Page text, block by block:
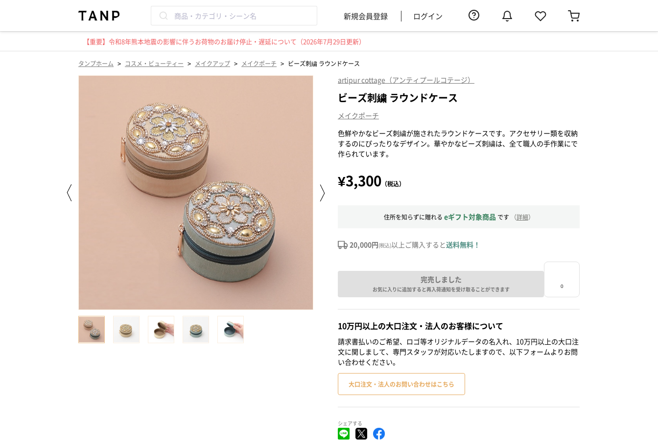
新規会員登録 ログイン
【重要】令和8年熊本地震の影響に伴うお荷物のお届け停止・遅延について（2026年7月29日更新）
タンプホーム > コスメ・ビューティー > メイクアップ > メイクポーチ > ビーズ刺繍 ラウンドケース
artipur cottage（アンティプールコテージ）
ビーズ刺繍 ラウンドケース
メイクポーチ
色鮮やかなビーズ刺繍が施されたラウンドケースです。アクセサリー類を収納
するのにぴったりなデザイン。華やかなビーズ刺繍は、全て職人の手作業にで
作られています。
¥3,300 （税込）
住所を知らずに贈れる eギフト対象商品 です （詳細）
20,000円(税込)以上ご購入すると送料無料！
完売しました
お気に入りに追加すると再入荷通知を受け取ることができます
10万円以上の大口注文・法人のお客様について
請求書払いのご希望、ロゴ等オリジナルデータの名入れ、10万円以上の大口注
文に関しまして、専門スタッフが対応いたしますので、以下フォームよりお問
い合わせください。
大口注文・法人のお問い合わせはこちら
シェアする